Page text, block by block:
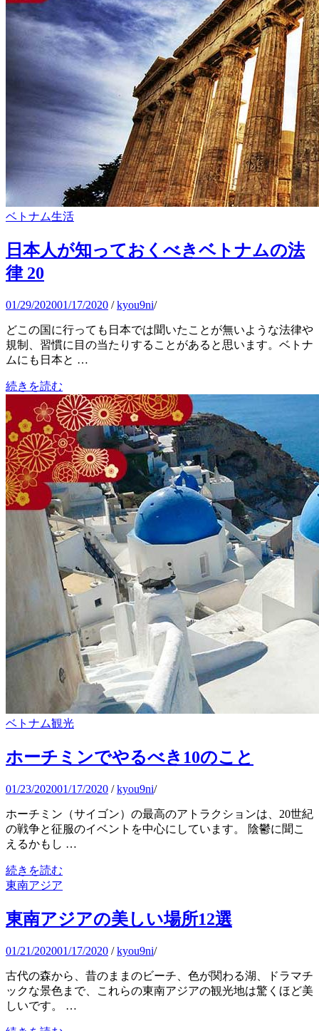
ベトナム生活
日本人が知っておくべきベトナムの法
律 20
01/29/202001/17/2020 /kyou9ni/
どこの国に行っても日本では聞いたことが無いような法律や
規制、習慣に目の当たりすることがあると思います。ベトナ
ムにも日本と …
続きを読む
ベトナム観光
ホーチミンでやるべき10のこと
01/23/202001/17/2020 /kyou9ni/
ホーチミン（サイゴン）の最高のアトラクションは、20世紀
の戦争と征服のイベントを中心にしています。 陰鬱に聞こ
えるかもし …
続きを読む
東南アジア
東南アジアの美しい場所12選
01/21/202001/17/2020 /kyou9ni/
古代の森から、昔のままのビーチ、色が関わる湖、ドラマチ
ックな景色まで、これらの東南アジアの観光地は驚くほど美
しいです。 …